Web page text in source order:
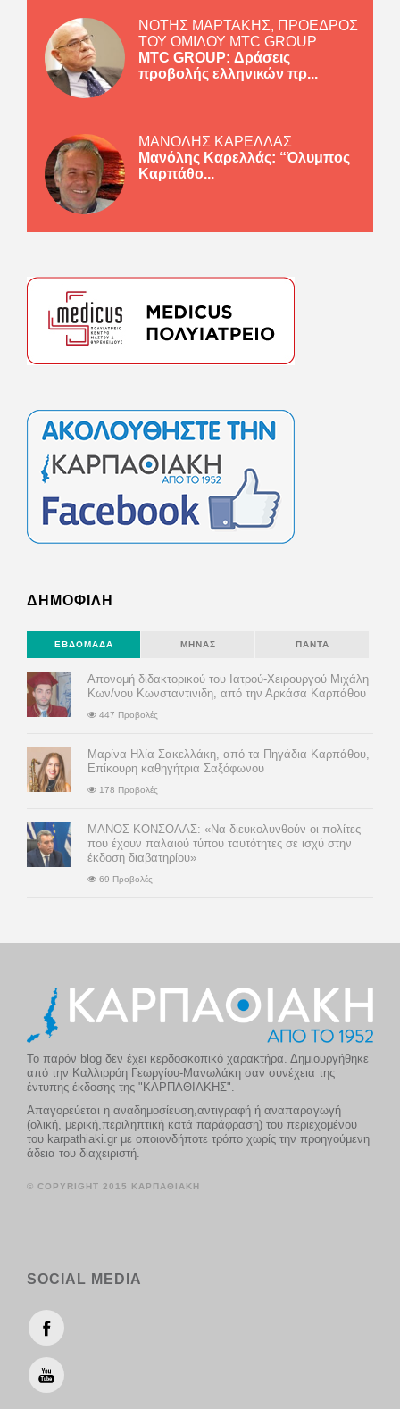
ΝΟΤΗΣ ΜΑΡΤΑΚΗΣ, ΠΡΟΕΔΡΟΣ
ΤΟΥ ΟΜΙΛΟΥ MTC GROUP
MTC GROUP: Δράσεις
προβολής ελληνικών πρ...
ΜΑΝΟΛΗΣ ΚΑΡΕΛΛΑΣ
Μανόλης Καρελλάς: “Όλυμπος
Καρπάθο...
ΔΗΜΟΦΙΛΗ
ΕΒΔΟΜΆΔΑ ΜΉΝΑΣ ΠΆΝΤΑ
Απονομή διδακτορικού του Ιατρού-Χειρουργού Μιχάλη
Κων/νου Κωνσταντινιδη, από την Αρκάσα Καρπάθου
447 Προβολές
Μαρίνα Ηλία Σακελλάκη, από τα Πηγάδια Καρπάθου,
Επίκουρη καθηγήτρια Σαξόφωνου
178 Προβολές
ΜΑΝΟΣ ΚΟΝΣΟΛΑΣ: «Να διευκολυνθούν οι πολίτες
που έχουν παλαιού τύπου ταυτότητες σε ισχύ στην
έκδοση διαβατηρίου»
69 Προβολές
Το παρόν blog δεν έχει κερδοσκοπικό χαρακτήρα. Δημιουργήθηκε
από την Καλλιρρόη Γεωργίου-Μανωλάκη σαν συνέχεια της
έντυπης έκδοσης της "ΚΑΡΠΑΘΙΑΚΗΣ".
Απαγορεύεται η αναδημοσίευση,αντιγραφή ή αναπαραγωγή
(ολική, μερική,περιληπτική κατά παράφραση) του περιεχομένου
του karpathiaki.gr με οποιονδήποτε τρόπο χωρίς την προηγούμενη
άδεια του διαχειριστή.
© COPYRIGHT 2015 ΚΑΡΠΑΘΙΑΚΗ
SOCIAL MEDIA